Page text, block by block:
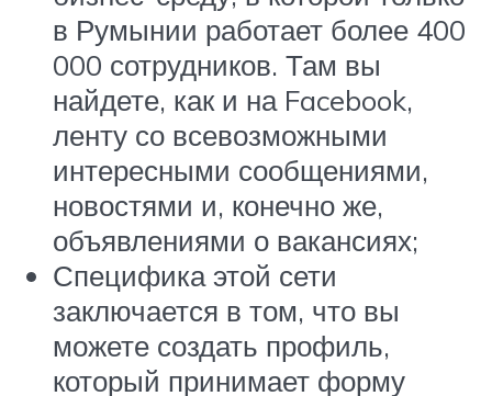
в Румынии работает более 400
000 сотрудников. Там вы
найдете, как и на Facebook,
ленту со всевозможными
интересными сообщениями,
новостями и, конечно же,
объявлениями о вакансиях;
Специфика этой сети
заключается в том, что вы
можете создать профиль,
который принимает форму